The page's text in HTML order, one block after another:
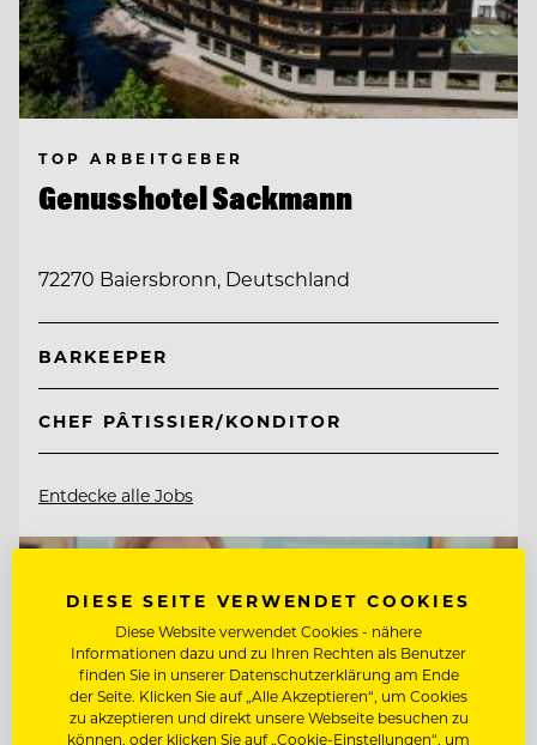
TOP ARBEITGEBER
Genusshotel Sackmann
72270 Baiersbronn, Deutschland
BARKEEPER
CHEF PÂTISSIER/KONDITOR
Entdecke alle Jobs
DIESE SEITE VERWENDET COOKIES
Diese Website verwendet Cookies - nähere
Informationen dazu und zu Ihren Rechten als Benutzer
finden Sie in unserer Datenschutzerklärung am Ende
der Seite. Klicken Sie auf „Alle Akzeptieren“, um Cookies
zu akzeptieren und direkt unsere Webseite besuchen zu
können, oder klicken Sie auf „Cookie-Einstellungen“, um